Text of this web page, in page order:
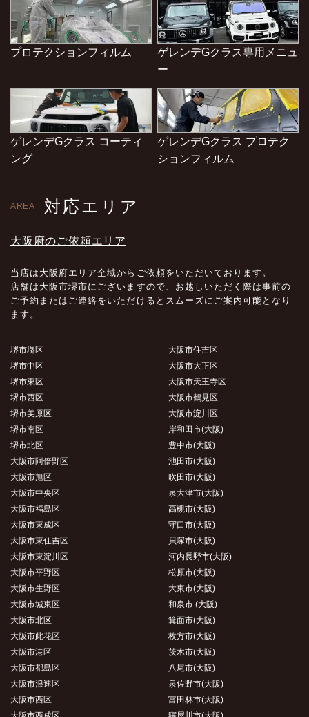
プロテクションフィルム
ゲレンデGクラス専用メニュ
ー
ゲレンデGクラス コーティ
ング
ゲレンデGクラス プロテク
ションフィルム
AREA 対応エリア
大阪府のご依頼エリア
当店は大阪府エリア全域からご依頼をいただいております。
店舗は大阪市堺市にございますので、お越しいただく際は事前の
ご予約またはご連絡をいただけるとスムーズにご案内可能となり
ます。
堺市堺区
堺市中区
堺市東区
堺市西区
堺市美原区
堺市南区
堺市北区
大阪市阿倍野区
大阪市旭区
大阪市中央区
大阪市福島区
大阪市東成区
大阪市東住吉区
大阪市東淀川区
大阪市平野区
大阪市生野区
大阪市城東区
大阪市北区
大阪市此花区
大阪市港区
大阪市都島区
大阪市浪速区
大阪市西区
大阪市住吉区
大阪市大正区
大阪市天王寺区
大阪市鶴見区
大阪市淀川区
岸和田市(大阪)
豊中市(大阪)
池田市(大阪)
吹田市(大阪)
泉大津市(大阪)
高槻市(大阪)
守口市(大阪)
貝塚市(大阪)
河内長野市(大阪)
松原市(大阪)
大東市(大阪)
和泉市 (大阪)
箕面市(大阪)
枚方市(大阪)
茨木市(大阪)
八尾市(大阪)
泉佐野市(大阪)
富田林市(大阪)